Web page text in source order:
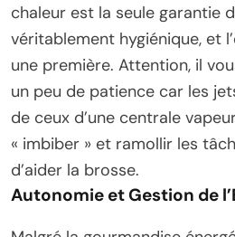
chaleur est la seule garantie
véritablement hygiénique, et
une première. Attention, il
un peu de patience car les
de ceux d’une centrale
« imbiber » et ramollir les
d’aider la brosse.
Autonomie et Gestion de